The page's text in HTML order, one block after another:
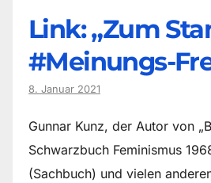
Link: „Zum
#Meinungs-
8. Januar 2021
Gunnar Kunz, der Autor von
Schwarzbuch Feminismus
(Sachbuch) und vielen